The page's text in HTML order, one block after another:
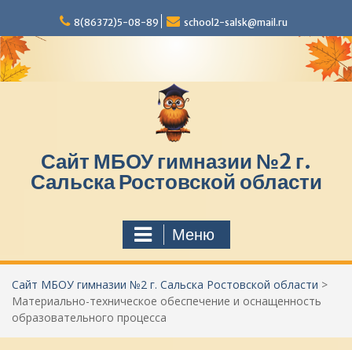
р
е
й
8(86372)5-08-89 school2-salsk@mail.ru
Сайт МБОУ гимназии №2 г.
Сальска Ростовской области
Меню
Сайт МБОУ гимназии №2 г. Сальска Ростовской области >
Материально-техническое обеспечение и оснащенность
образовательного процесса